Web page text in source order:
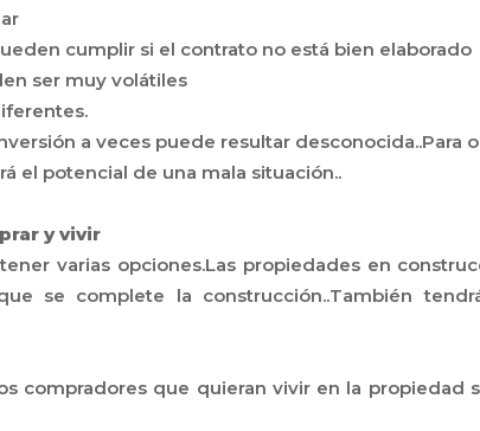
cumplir si el contrato no está bien elaborado
ser muy volátiles
a veces puede resultar
el potencial de una mala situación..
y vivir
varias opciones.Las propiedades en
se complete la construcción..También
compradores que quieran vivir en la propiedad